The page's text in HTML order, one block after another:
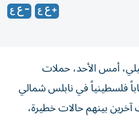
أمس الأحد، حملات
فلسطينياً في نابلس شمالي
آخرين بينهم حالات خطيرة،